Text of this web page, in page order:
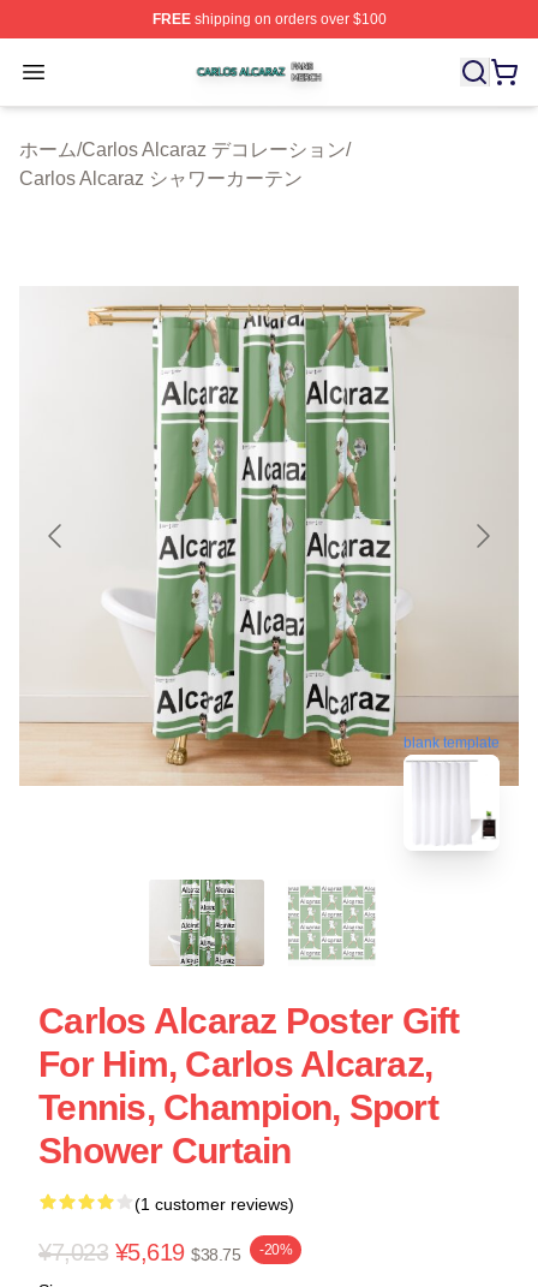
FREEshipping on orders over $100
Open menu
Carlos Alcaraz Shop ⚡️ Officially Licensed Carlos
ホーム/Carlos Alcaraz デコレーション/
Carlos Alcaraz シャワーカーテン
blank template
Carlos Alcaraz Poster Gift
For Him, Carlos Alcaraz,
Tennis, Champion, Sport
Shower Curtain
(1 customer reviews)
¥7,023 ¥5,619 $38.75 -20%